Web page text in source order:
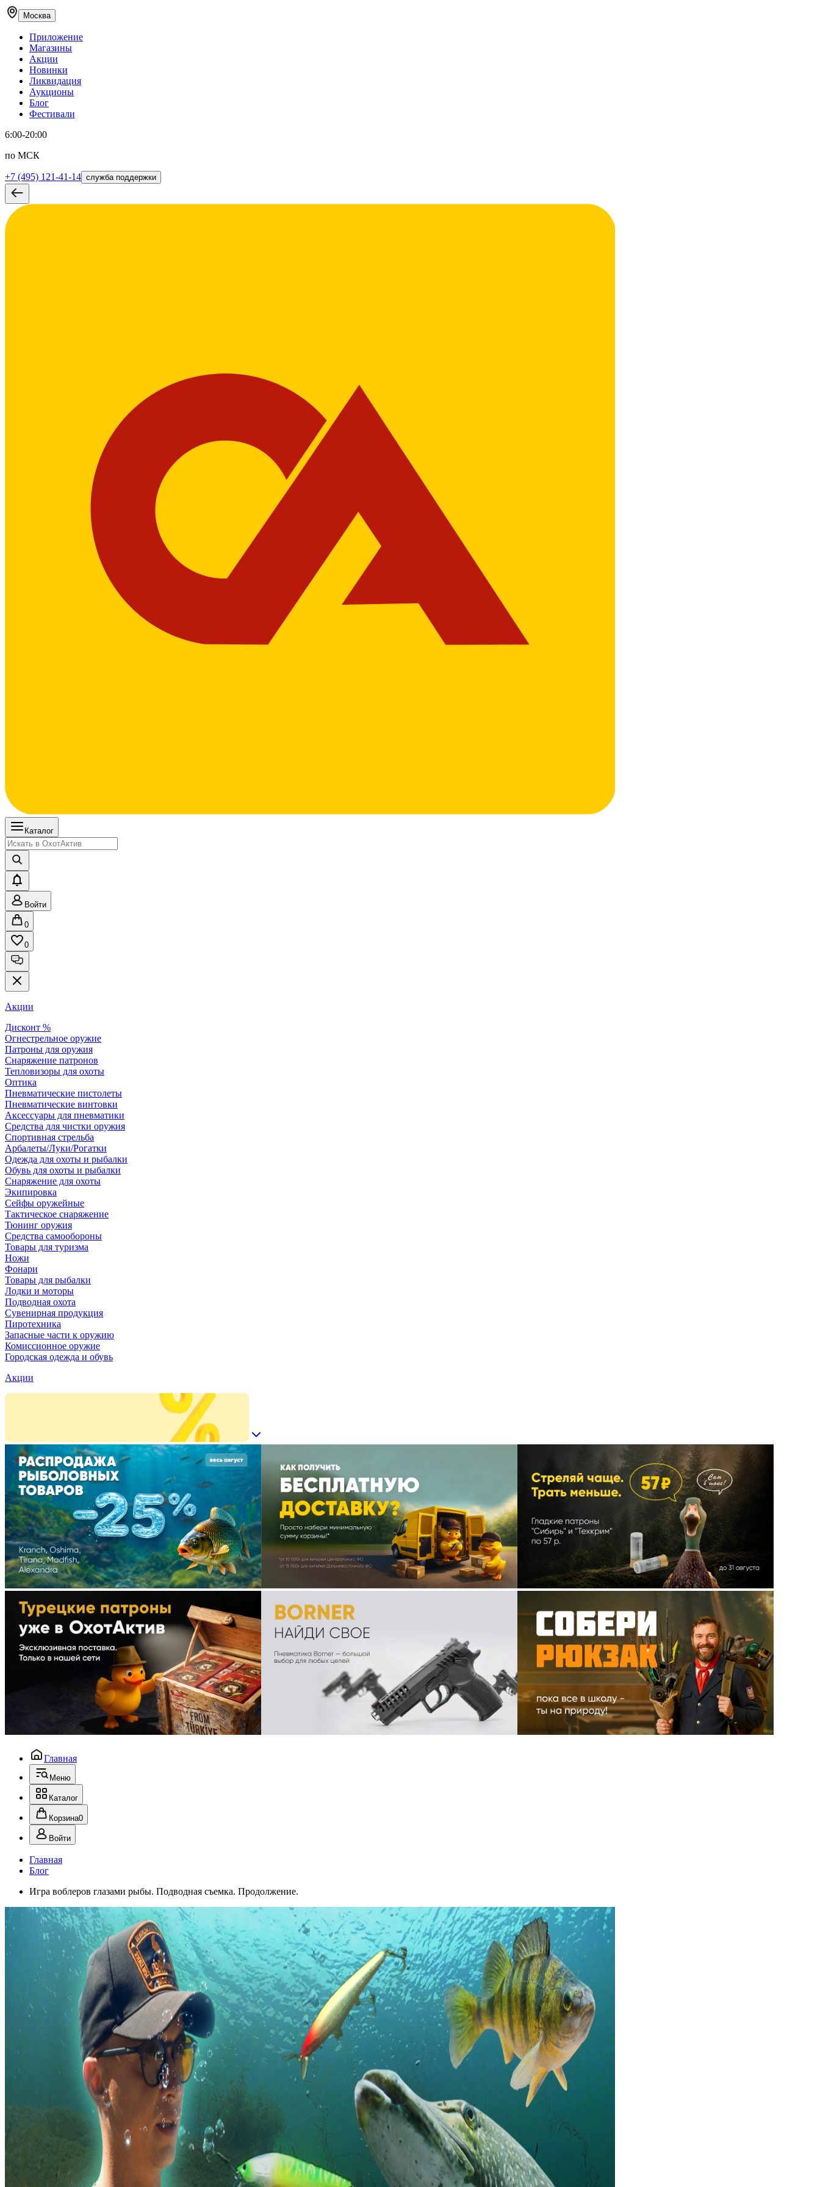
Москва
Приложение
Магазины
Акции
Новинки
Ликвидация
Аукционы
Блог
Фестивали
6:00-20:00
по МСК
+7 (495) 121-41-14 служба поддержки
Каталог
Войти
0
0
Акции
Дисконт %
Огнестрельное оружие
Патроны для оружия
Снаряжение патронов
Тепловизоры для охоты
Оптика
Пневматические пистолеты
Пневматические винтовки
Аксессуары для пневматики
Средства для чистки оружия
Спортивная стрельба
Арбалеты/Луки/Рогатки
Одежда для охоты и рыбалки
Обувь для охоты и рыбалки
Снаряжение для охоты
Экипировка
Сейфы оружейные
Тактическое снаряжение
Тюнинг оружия
Средства самообороны
Товары для туризма
Ножи
Фонари
Товары для рыбалки
Лодки и моторы
Подводная охота
Сувенирная продукция
Пиротехника
Запасные части к оружию
Комиссионное оружие
Городская одежда и обувь
Акции
Главная
Меню
Каталог
Корзина0
Войти
Главная
Блог
Игра воблеров глазами рыбы. Подводная съемка. Продолжение.